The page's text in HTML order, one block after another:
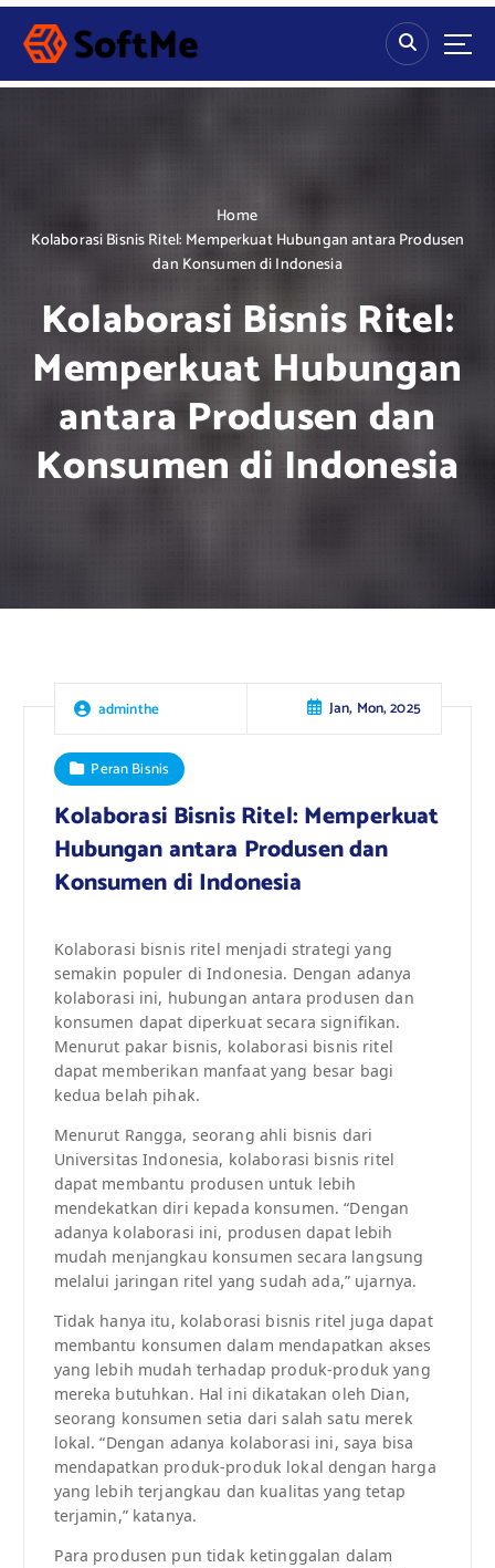
S
p
Home
Kolaborasi Bisnis Ritel: Memperkuat Hubungan antara Produsen
dan Konsumen di Indonesia
Kolaborasi Bisnis Ritel:
Memperkuat Hubungan
antara Produsen dan
Konsumen di Indonesia
adminthe Jan, Mon, 2025
Peran Bisnis
Kolaborasi Bisnis Ritel: Memperkuat
Hubungan antara Produsen dan
Konsumen di Indonesia
Kolaborasi bisnis ritel menjadi strategi yang
semakin populer di Indonesia. Dengan adanya
kolaborasi ini, hubungan antara produsen dan
konsumen dapat diperkuat secara signifikan.
Menurut pakar bisnis, kolaborasi bisnis ritel
dapat memberikan manfaat yang besar bagi
kedua belah pihak.
Menurut Rangga, seorang ahli bisnis dari
Universitas Indonesia, kolaborasi bisnis ritel
dapat membantu produsen untuk lebih
mendekatkan diri kepada konsumen. “Dengan
adanya kolaborasi ini, produsen dapat lebih
mudah menjangkau konsumen secara langsung
melalui jaringan ritel yang sudah ada,” ujarnya.
Tidak hanya itu, kolaborasi bisnis ritel juga dapat
membantu konsumen dalam mendapatkan akses
yang lebih mudah terhadap produk-produk yang
mereka butuhkan. Hal ini dikatakan oleh Dian,
seorang konsumen setia dari salah satu merek
lokal. “Dengan adanya kolaborasi ini, saya bisa
mendapatkan produk-produk lokal dengan harga
yang lebih terjangkau dan kualitas yang tetap
terjamin,” katanya.
Para produsen pun tidak ketinggalan dalam